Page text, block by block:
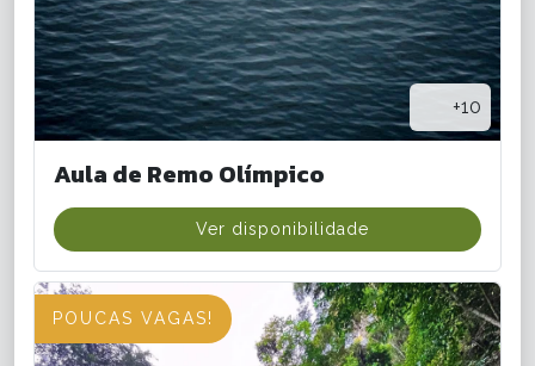
+10
Aula de Remo Olímpico
Ver disponibilidade
POUCAS VAGAS!